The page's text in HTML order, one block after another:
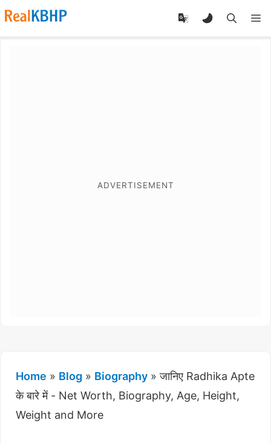
RealKBHP
Home » Blog » Biography »जानिए Radhika Apte
के बारे में - Net Worth, Biography, Age, Height,
Weight and More